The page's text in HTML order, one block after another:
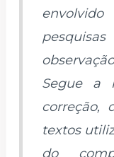
Segue a
correção,
textos
do